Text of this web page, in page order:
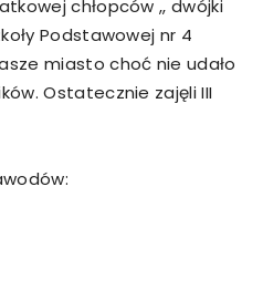
chłopców ,, dwójki
Podstawowej nr 4
miasto choć nie udało
Ostatecznie zajęli III